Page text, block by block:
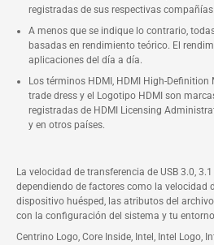
registradas de sus respectivas compañías.
A menos que se indique lo contrario,
basadas en rendimiento teórico. El
aplicaciones del día a día.
Los términos HDMI, HDMI High-Definition
trade dress y el Logotipo HDMI son
registradas de HDMI Licensing
y en otros países.
La velocidad de transferencia de USB 3.0,
dependiendo de factores como la velocidad
dispositivo huésped, las atributos del
con la configuración del sistema y tu
Centrino Logo, Core Inside, Intel, Intel Logo,